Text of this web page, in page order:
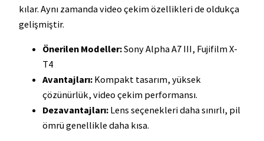
kılar. Aynı zamanda video çekim özellikleri de oldukça
gelişmiştir.
Önerilen Modeller:Sony Alpha A7 III, Fujifilm X-
T4
Avantajları: Kompakt tasarım, yüksek
çözünürlük, video çekim performansı.
Dezavantajları: Lens seçenekleri daha sınırlı, pil
ömrü genellikle daha kısa.